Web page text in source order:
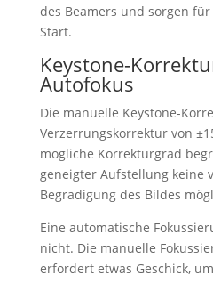
des Beamers und sorgen
Start.
Keystone-
Autofokus
Die manuelle Keystone-
Verzerrungskorrektur von
mögliche Korrekturgrad
geneigter Aufstellung keine
Begradigung des Bildes
Eine automatische
nicht. Die manuelle
erfordert etwas Geschick,